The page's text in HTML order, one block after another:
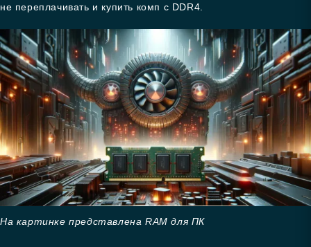
не переплачивать и купить комп с DDR4.
На картинке представлена RAM для ПК